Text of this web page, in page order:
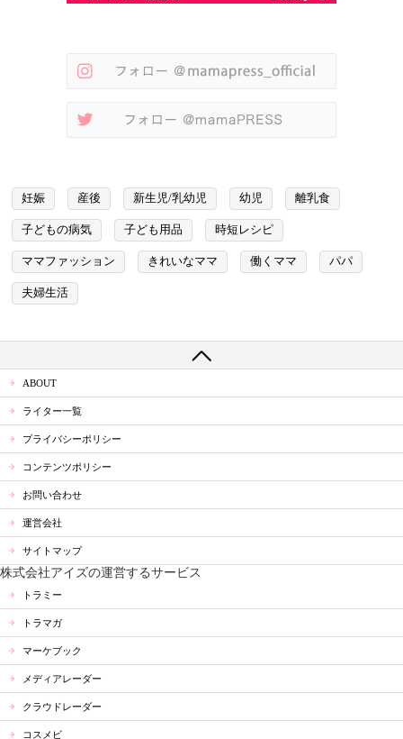
妊娠 産後 新生児/乳幼児 幼児 離乳食
子どもの病気 子ども用品 時短レシピ
ママファッション きれいなママ 働くママ パパ
夫婦生活
ABOUT
ライター一覧
プライバシーポリシー
コンテンツポリシー
お問い合わせ
運営会社
サイトマップ
株式会社アイズの運営するサービス
トラミー
トラマガ
マーケブック
メディアレーダー
クラウドレーダー
コスメビ